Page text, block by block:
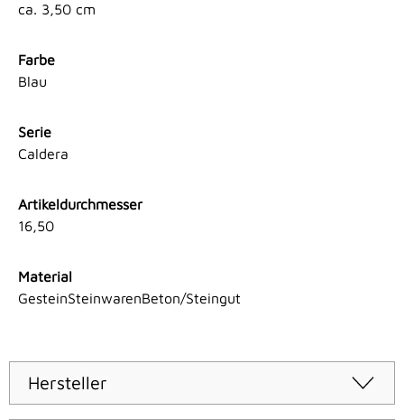
ca. 3,50 cm
Farbe
Blau
Serie
Caldera
Artikeldurchmesser
16,50
Material
GesteinSteinwarenBeton/Steingut
Hersteller